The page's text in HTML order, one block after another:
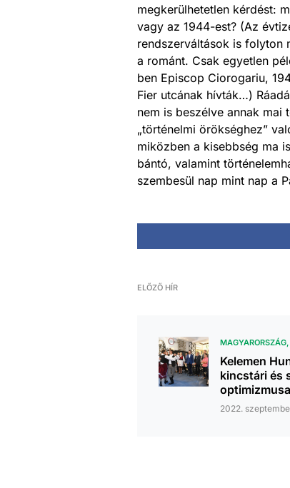
megkerülhetetlen kérdést:
vagy az 1944-est? (Az
rendszerváltások is folyton
a románt. Csak egyetlen
ben Episcop Ciorogariu,
Fier utcának hívták…)
nem is beszélve annak
„történelmi örökséghez”
miközben a kisebbség ma
bántó, valamint
szembesül nap mint nap a
ELŐZŐ HÍR
MAGYARORSZÁG
Kelemen
kincstári és
optimizmusa
2022.